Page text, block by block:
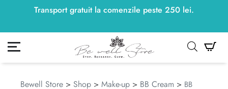
Transport gratuit la comenzile peste 250 lei.
250lei
meu
Bewell Store > Shop > Make-up > BB Cream > BB